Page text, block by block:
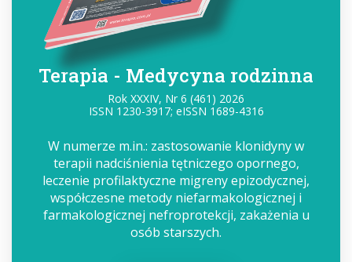
Terapia - Medycyna rodzinna
Rok XXXIV, Nr 6 (461) 2026
ISSN 1230-3917; eISSN 1689-4316
W numerze m.in.: zastosowanie klonidyny w
terapii nadciśnienia tętniczego opornego,
leczenie profilaktyczne migreny epizodycznej,
współczesne metody niefarmakologicznej i
farmakologicznej nefroprotekcji, zakażenia u
osób starszych.